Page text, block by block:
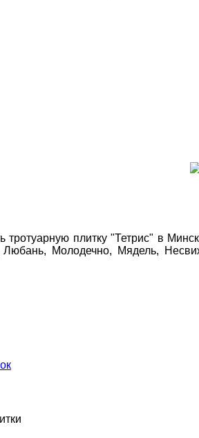
тротуарную плитку "Тетрис" в
Любань, Молодечно, Мядель,